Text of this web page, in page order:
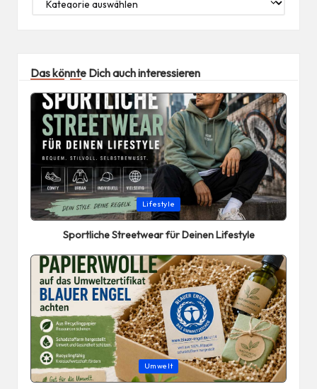
Das könnte Dich auch interessieren
Posted
in
Lifestyle
Sportliche Streetwear für Deinen Lifestyle
Posted
in
Umwelt